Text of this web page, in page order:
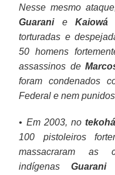
Nesse mesmo
Guaranie Kaiowá
torturadas e
50 homens
assassinos de
foram condenados
Federal e nem
• Em 2003, no
100 pistoleiros
massacraram as
indígenasGuarani